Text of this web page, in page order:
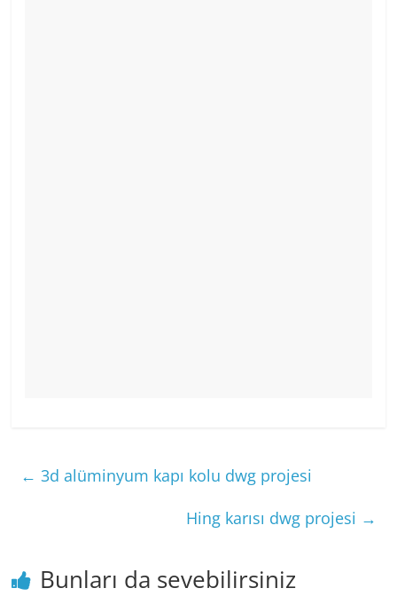
← 3d alüminyum kapı kolu dwg projesi
Hing karısı dwg projesi →
Bunları da sevebilirsiniz